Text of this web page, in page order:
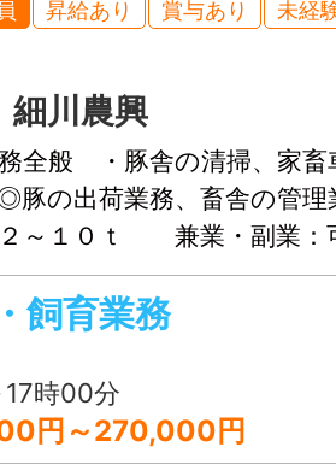
昇給あり 賞与あり 未経
川農興
全般 ・豚舎の清掃、家畜
の出荷業務、畜舎の管
２～１０ｔ 兼業・副業
飼育業務
時00分
円～270,000円